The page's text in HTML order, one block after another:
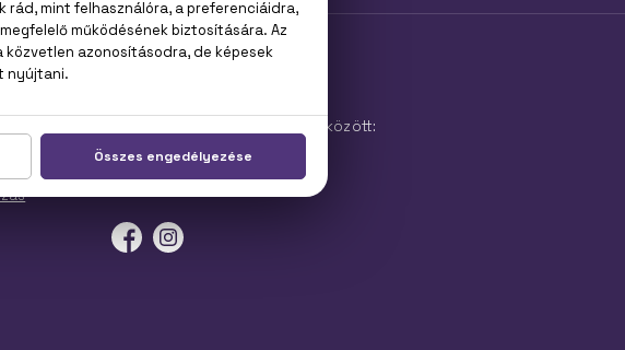
Munkanapokon 9:00 és 17:00 között:
info@parfummania.hu